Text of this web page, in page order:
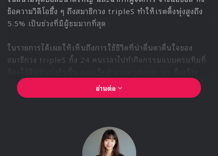
สำหรับตอนจบของซีรีส์ด้วยตัวละครที่ถูกพัฒนามาจนถึงตอน
สุดท้ายนั้นมีความน่าสนใจและทำให้แฟนๆ หวังที่จะได้ชมซีซัน 2
และเมื่อเธอถูกถามว่า จบแบบนี้ดีแล้วไหม? เธอก็ได้แสดงความ
คิดเห็นว่า
“ฉันคิดว่าตอนจบของตัวละครเป็นวิธีที่ดีที่สุดและเหมาะสมที่สุด
แม้ว่าการตัดสินใจที่จะจบเพียงแค่หนึ่งซีซันอาจดูเหมือนเร็ว แต่
ทุกคนที่ให้การตอบรับซีรีส์เรื่องนี้อย่างดีด้วยการที่ซีรีส์นี้ได้รับ
ความนิยมและมีเรตติ้งสูงทำให้ฉันรู้สึกภูมิใจและดีใจมาก ฉันไม่
คาดคิดว่าผลงานนี้จะได้รับความสนใจขนาดนี้”